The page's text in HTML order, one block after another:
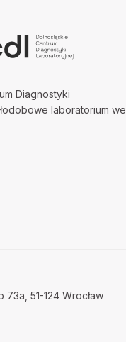
Diagnostyki
laboratorium we
73a, 51-124 Wrocław